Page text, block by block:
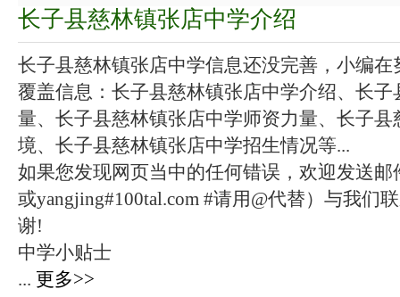
长子县慈林镇张店中学介绍
长子县慈林镇张店中学信息还没完善，小编在
覆盖信息：长子县慈林镇张店中学介绍、长
量、长子县慈林镇张店中学师资力量、长子
境、长子县慈林镇张店中学招生情况等...
如果您发现网页当中的任何错误，欢迎发送邮
或yangjing#100tal.com #请用@代替）与我们
谢!
中学小贴士
... 更多>>